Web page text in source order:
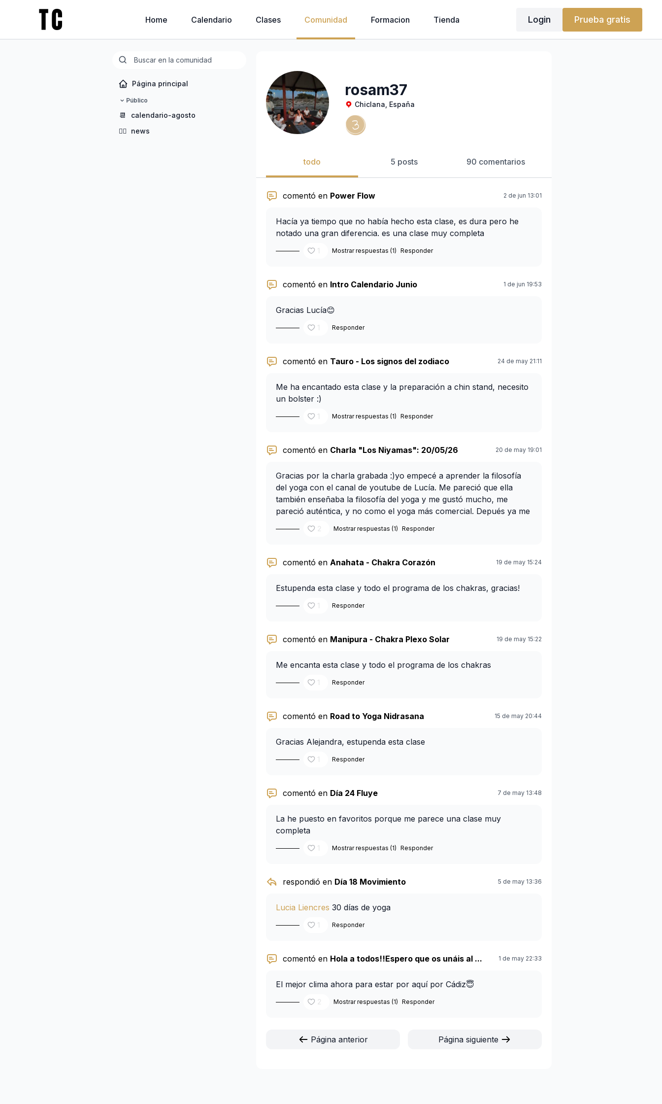
Home Calendario Clases Comunidad Formacion Tienda Login Prueba gratis
Página principal
Público
📆
calendario-agosto
🧘‍♀️
news
rosam37
Chiclana, España
todo 5 posts 90 comentarios
comentó en Power Flow 2 de jun 13:01
Hacía ya tiempo que no había hecho esta clase, es dura pero he
notado una gran diferencia. es una clase muy completa
1 Mostrar respuestas (1) Responder
comentó en Intro Calendario Junio 1 de jun 19:53
Gracias Lucía😊
1 Responder
comentó en Tauro - Los signos del zodiaco 24 de may 21:11
Me ha encantado esta clase y la preparación a chin stand, necesito
un bolster :)
1 Mostrar respuestas (1) Responder
comentó en Charla "Los Niyamas": 20/05/26 20 de may 19:01
Gracias por la charla grabada :)yo empecé a aprender la filosofía
del yoga con el canal de youtube de Lucía. Me pareció que ella
también enseñaba la filosofía del yoga y me gustó mucho, me
pareció auténtica, y no como el yoga más comercial. Depués ya me
apunté a The Class y he seguido leyendo libros.
2 Mostrar respuestas (1) Responder
comentó en Anahata - Chakra Corazón 19 de may 15:24
Estupenda esta clase y todo el programa de los chakras, gracias!
1 Responder
comentó en Manipura - Chakra Plexo Solar 19 de may 15:22
Me encanta esta clase y todo el programa de los chakras
1 Responder
comentó en Road to Yoga Nidrasana 15 de may 20:44
Gracias Alejandra, estupenda esta clase
1 Responder
comentó en Día 24 Fluye 7 de may 13:48
La he puesto en favoritos porque me parece una clase muy
completa
1 Mostrar respuestas (1) Responder
respondió en Día 18 Movimiento 5 de may 13:36
Lucia Liencres 30 días de yoga
1 Responder
comentó en Hola a todos!!Espero que os unáis al ... 1 de may 22:33
El mejor clima ahora para estar por aquí por Cádiz😇
2 Mostrar respuestas (1) Responder
Página anterior Página siguiente